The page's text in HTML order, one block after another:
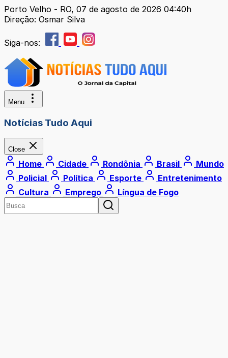
Porto Velho - RO, 07 de agosto de 2026 04:40h
Direção: Osmar Silva
Siga-nos:
Menu
Notícias Tudo Aqui
Close
Home Cidade Rondônia Brasil
Mundo
Policial
Política Esporte
Entretenimento
Cultura
Emprego Língua de Fogo